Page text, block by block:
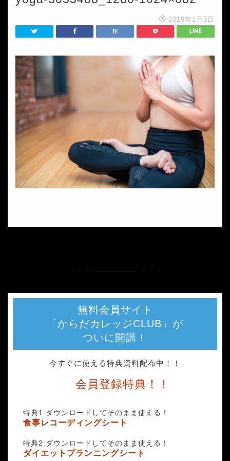
2019年1月3日
無料会員サイト
「からだカレッジCLUB」が
ついに開講！
今すぐに使える特典資料配布中！！
会員登録特典！！
特典1.ダウンロードしてそのまま使える！
食事レコーディングシート
特典2.ダウンロードしてそのまま使える！
ダイエットプランニングシート